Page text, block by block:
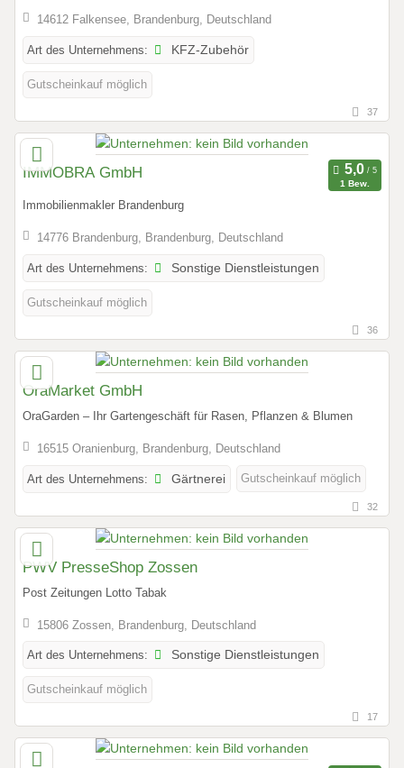
14612 Falkensee, Brandenburg, Deutschland
Art des Unternehmens: KFZ-Zubehör
Gutscheinkauf möglich
37
IMMOBRA GmbH
1 Bew.
Immobilienmakler Brandenburg
14776 Brandenburg, Brandenburg, Deutschland
Art des Unternehmens: Sonstige Dienstleistungen
Gutscheinkauf möglich
36
OraMarket GmbH
OraGarden – Ihr Gartengeschäft für Rasen, Pflanzen & Blumen
16515 Oranienburg, Brandenburg, Deutschland
Art des Unternehmens: Gärtnerei Gutscheinkauf möglich
32
PWV PresseShop Zossen
Post Zeitungen Lotto Tabak
15806 Zossen, Brandenburg, Deutschland
Art des Unternehmens: Sonstige Dienstleistungen
Gutscheinkauf möglich
17